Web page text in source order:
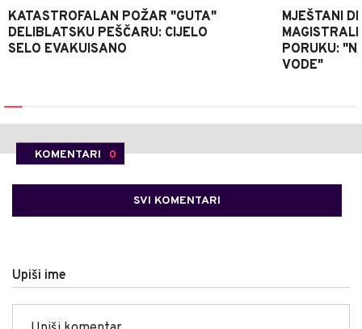
KATASTROFALAN POŽAR "GUTA"
DELIBLATSKU PEŠČARU: CIJELO
SELO EVAKUISANO
MJEŠTANI
PORUKU:
VODE"
KOMENTARI 0
SVI KOMENTARI
Upiši ime